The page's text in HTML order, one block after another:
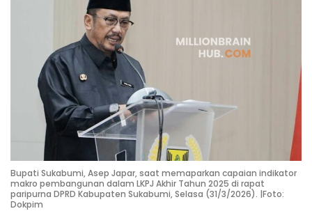
Bupati Sukabumi, Asep Japar, saat memaparkan capaian indikator
makro pembangunan dalam LKPJ Akhir Tahun 2025 di rapat
paripurna DPRD Kabupaten Sukabumi, Selasa (31/3/2026). |Foto:
Dokpim